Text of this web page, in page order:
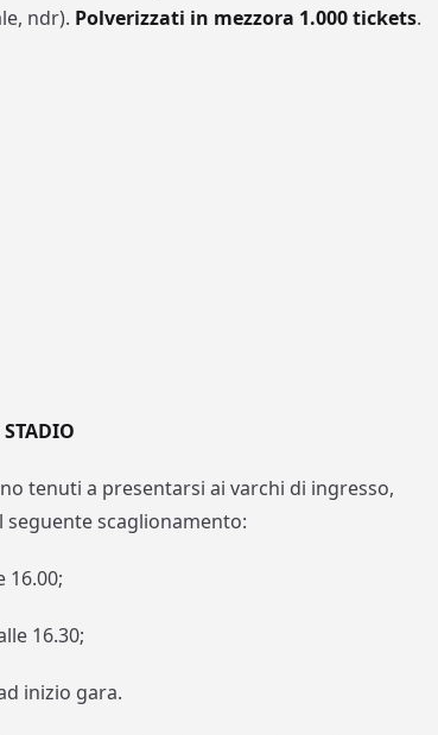
ndr). Polverizzati in mezzora 1.000 tickets.
tenuti a presentarsi ai varchi di ingresso,
seguente scaglionamento:
16.00;
16.30;
inizio gara.